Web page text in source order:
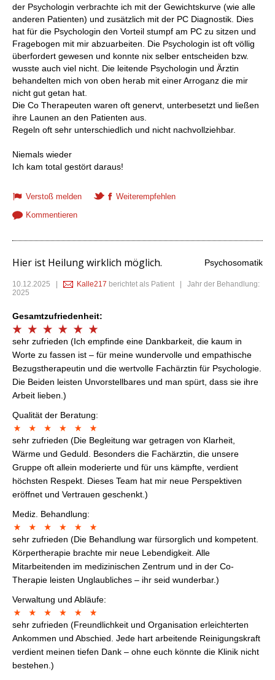
der Psychologin verbrachte ich mit der Gewichtskurve (wie alle
anderen Patienten) und zusätzlich mit der PC Diagnostik. Dies
hat für die Psychologin den Vorteil stumpf am PC zu sitzen und
Fragebogen mit mir abzuarbeiten. Die Psychologin ist oft völlig
überfordert gewesen und konnte nix selber entscheiden bzw.
wusste auch viel nicht. Die leitende Psychologin und Ärztin
behandelten mich von oben herab mit einer Arroganz die mir
nicht gut getan hat.
Die Co Therapeuten waren oft genervt, unterbesetzt und ließen
ihre Launen an den Patienten aus.
Regeln oft sehr unterschiedlich und nicht nachvollziehbar.
Niemals wieder
Ich kam total gestört daraus!
Verstoß melden
Weiterempfehlen
Kommentieren
Hier ist Heilung wirklich möglich. Psychosomatik
10.12.2025 | Kalle217 berichtet als Patient | Jahr der Behandlung:
2025
Gesamtzufriedenheit:
sehr zufrieden (Ich empfinde eine Dankbarkeit, die kaum in
Worte zu fassen ist – für meine wundervolle und empathische
Bezugstherapeutin und die wertvolle Fachärztin für Psychologie.
Die Beiden leisten Unvorstellbares und man spürt, dass sie ihre
Arbeit lieben.)
Qualität der Beratung:
sehr zufrieden (Die Begleitung war getragen von Klarheit,
Wärme und Geduld. Besonders die Fachärztin, die unsere
Gruppe oft allein moderierte und für uns kämpfte, verdient
höchsten Respekt. Dieses Team hat mir neue Perspektiven
eröffnet und Vertrauen geschenkt.)
Mediz. Behandlung:
sehr zufrieden (Die Behandlung war fürsorglich und kompetent.
Körpertherapie brachte mir neue Lebendigkeit. Alle
Mitarbeitenden im medizinischen Zentrum und in der Co-
Therapie leisten Unglaubliches – ihr seid wunderbar.)
Verwaltung und Abläufe:
sehr zufrieden (Freundlichkeit und Organisation erleichterten
Ankommen und Abschied. Jede hart arbeitende Reinigungskraft
verdient meinen tiefen Dank – ohne euch könnte die Klinik nicht
bestehen.)